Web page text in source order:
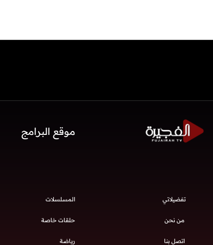
موقع البرامج
تفضيلاتي
من نحن
اتصل بنا
المسلسلات
حلقات خاصة
رياضة